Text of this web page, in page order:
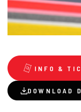
INFO &
DOWNLOAD